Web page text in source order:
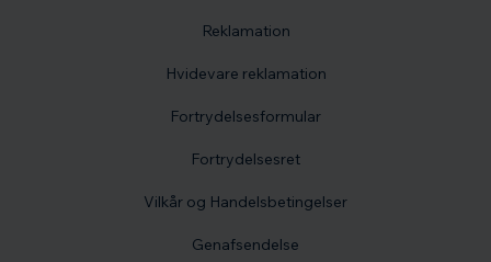
Reklamation
Hvidevare reklamation
Fortrydelsesformular
Fortrydelsesret
Vilkår og Handelsbetingelser
Genafsendelse